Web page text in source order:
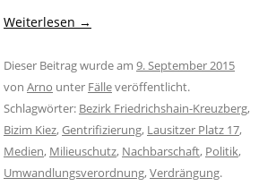
Weiterlesen →
Dieser Beitrag wurde am 9. September 2015
von Arno unter Fälleveröffentlicht.
Schlagwörter: Bezirk Friedrichshain-Kreuzberg,
Bizim Kiez,Gentrifizierung, Lausitzer Platz 17,
Medien, Milieuschutz, Nachbarschaft, Politik,
Umwandlungsverordnung,Verdrängung.